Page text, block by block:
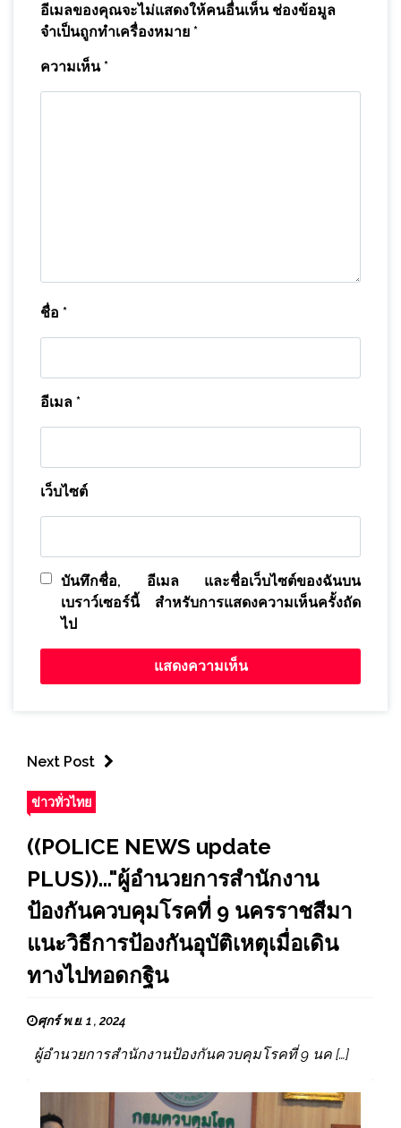
อีเมลของคุณจะไม่แสดงให้คนอื่นเห็น ช่องข้อมูล
จำเป็นถูกทำเครื่องหมาย *
ความเห็น*
ชื่อ *
อีเมล *
เว็บไซต์
บันทึกชื่อ, อีเมล และชื่อเว็บไซต์ของฉันบน
เบราว์เซอร์นี้ สำหรับการแสดงความเห็นครั้งถัด
ไป
Next Post
ข่าวทั่วไทย
((POLICE NEWS update
PLUS))..."ผู้อำนวยการสำนักงาน
ป้องกันควบคุมโรคที่ 9 นครราชสีมา
แนะวิธีการป้องกันอุบัติเหตุเมื่อเดิน
ทางไปทอดกฐิน
ศุกร์ พ.ย. 1 , 2024
ผู้อำนวยการสำนักงานป้องกันควบคุมโรคที่ 9 นค […]